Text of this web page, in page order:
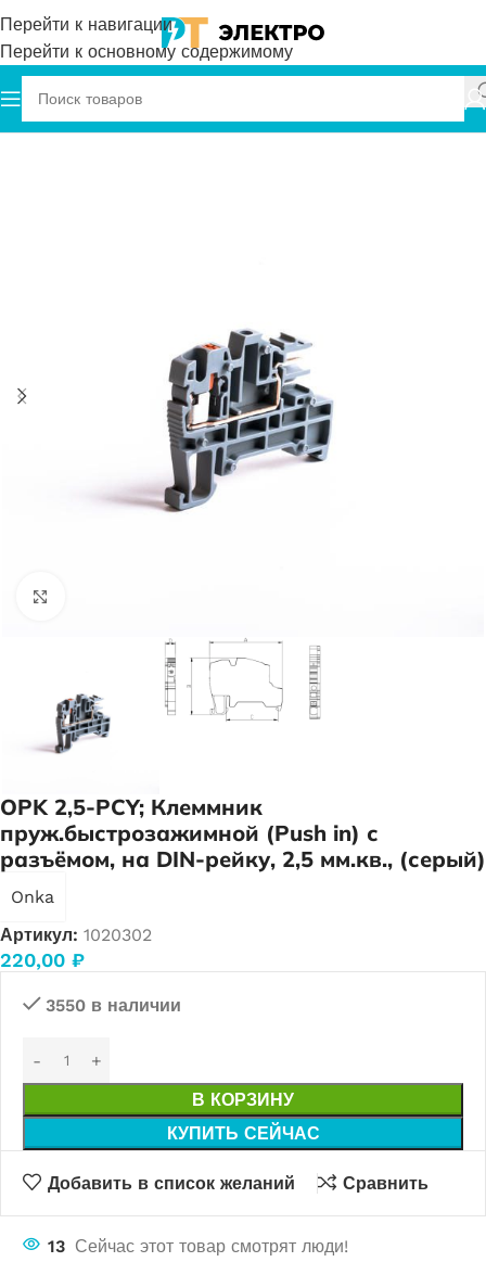
Перейти к навигации
Перейти к основному содержимому
Главная Onka Клеммы
OPK 2,5-PCY; Клеммник
пруж.быстрозажимной (Push in) с
разъёмом, на DIN-рейку, 2,5 мм.кв., (серый)
Onka
Артикул: 1020302
220,00 ₽
3550 в наличии
В КОРЗИНУ
КУПИТЬ СЕЙЧАС
Добавить в список желаний Сравнить
13 Сейчас этот товар смотрят люди!